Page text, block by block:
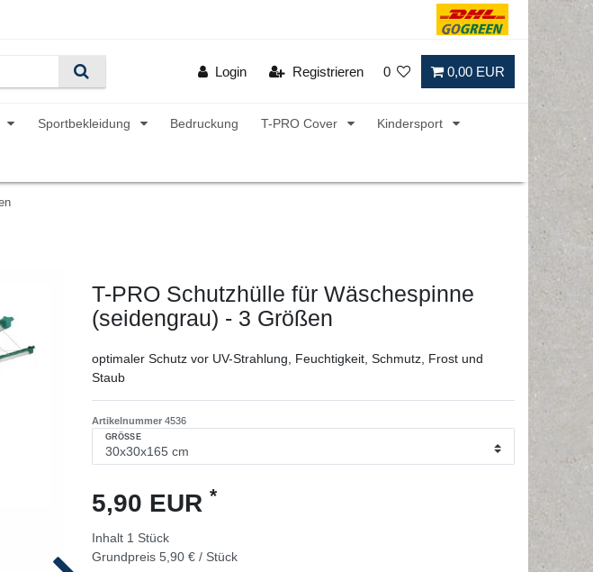
Login Registrieren 0 0,00 EUR
Sportbekleidung Bedruckung T-PRO Cover Kindersport
T-PRO Schutzhülle für Wäschespinne
(seidengrau) - 3 Größen
optimaler Schutz vor UV-Strahlung, Feuchtigkeit, Schmutz, Frost und
Staub
Artikelnummer 4536
GRÖSSE
5,90 EUR *
Inhalt 1 Stück
Grundpreis 5,90 € / Stück